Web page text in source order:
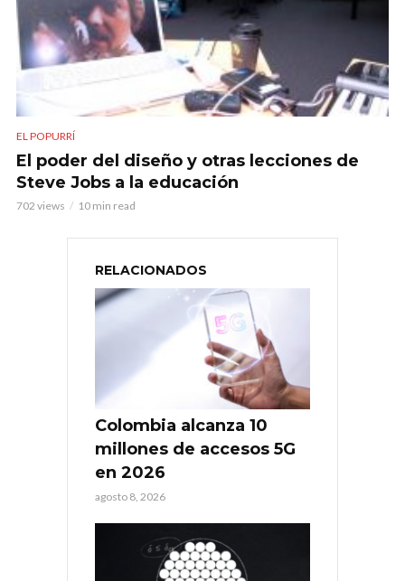
EL POPURRÍ
El poder del diseño y otras lecciones de
Steve Jobs a la educación
702 views 10 min read
RELACIONADOS
Colombia alcanza 10
millones de accesos 5G
en 2026
agosto 8, 2026